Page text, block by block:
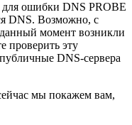
ошибки DNS PROBE
DNS. Возможно, с
момент возникли
проверить эту
DNS-сервера
мы покажем вам,